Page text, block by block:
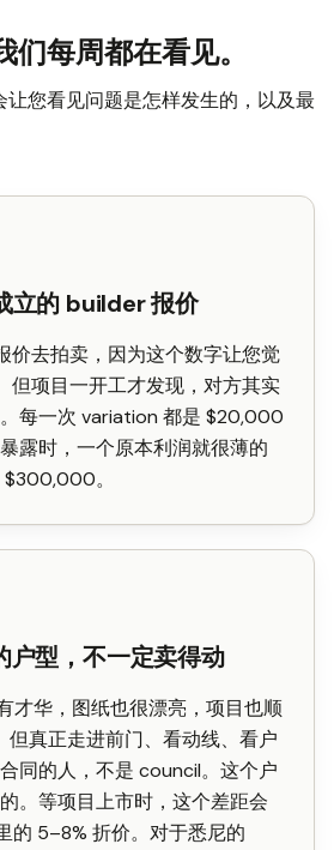
每周都在看见。
您看见问题是怎样发生的，以及最
立的 builder 报价
价去拍卖，因为这个数字让您觉
但项目一开工才发现，对方其实
每一次 variation 都是 $20,000
露时，一个原本利润就很薄的
。
型，不一定卖得动
才华，图纸也很漂亮，项目也顺
真正走进前门、看动线、看户
同的人，不是 council。这个户
。等项目上市时，这个差距会
的 5–8% 折价。对于悉尼的